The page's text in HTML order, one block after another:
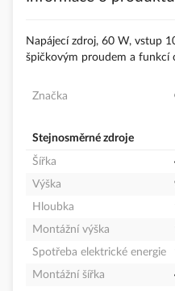
Napájecí zdroj, 60 W, vstup
špičkovým proudem a funkcí
Značka
Stejnosměrné zdroje
Šířka
Výška
Hloubka
Montážní výška
Spotřeba elektrické energie
Montážní šířka